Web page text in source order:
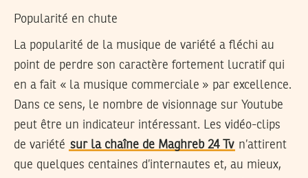
Popularité en chute
La popularité de la musique de variété a fléchi au
point de perdre son caractère fortement lucratif qui
en a fait « la musique commerciale » par excellence.
Dans ce sens, le nombre de visionnage sur Youtube
peut être un indicateur intéressant. Les vidéo-clips
de variété sur la chaîne de Maghreb 24 Tv n’attirent
que quelques centaines d’internautes et, au mieux,